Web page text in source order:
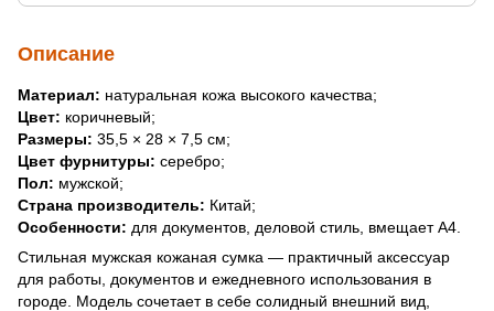
Описание
Материал: натуральная кожа высокого качества;
Цвет: коричневый;
Размеры: 35,5 × 28 × 7,5 см;
Цвет фурнитуры: серебро;
Пол: мужской;
Страна производитель: Китай;
Особенности: для документов, деловой стиль, вмещает А4.
Стильная мужская кожаная сумка — практичный аксессуар
для работы, документов и ежедневного использования в
городе. Модель сочетает в себе солидный внешний вид,